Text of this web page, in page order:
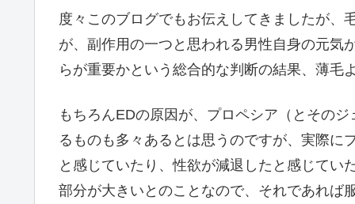
度々このブログでもお伝えしてきましたが、
が、副作用の一つと思われる男性自身の元気
らが重要かという総合的な判断の結果、薄毛
もちろんEDの原因が、プロペシア（とその
るものも多々あるとは思うのですが、実際に
と感じていたり、性欲が減退したと感じてい
部分が大きいとのことなので、それであれば